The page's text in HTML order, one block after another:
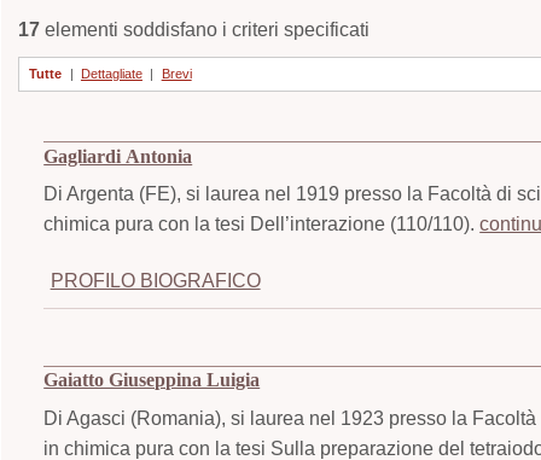
17elementi soddisfano i criteri specificati
Tutte | Dettagliate | Brevi
Gagliardi Antonia
Di Argenta (FE), si laurea nel 1919 presso la Facoltà di
chimica pura con la tesi Dell’interazione (110/110).
PROFILO BIOGRAFICO
Gaiatto Giuseppina Luigia
Di Agasci (Romania), si laurea nel 1923 presso la
in chimica pura con la tesi Sulla preparazione del